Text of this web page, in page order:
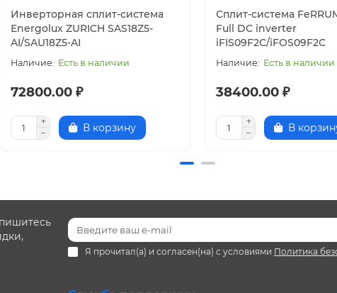
Инверторная сплит-система
Energolux ZURICH SAS18Z5-
AI/SAU18Z5-AI
Есть в наличии
72800.00 ₽
В корзину
Сплит-система
Full DC inverter
iFIS09F2С/iFOS09F2С
Есть в наличии
38400.00 ₽
В
Я прочитал(а) и согласен(на) с условиями Политика